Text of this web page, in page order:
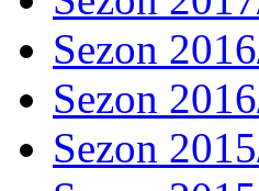
Sezon
Sezon
Sezon